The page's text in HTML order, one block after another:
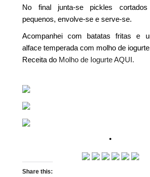
No final junta-se pickles
pequenos, envolve-se e serve-se.
Acompanhei com batatas fritas e
alface temperada com molho de
Receita do Molho de Iogurte AQUI.
•
Share this: